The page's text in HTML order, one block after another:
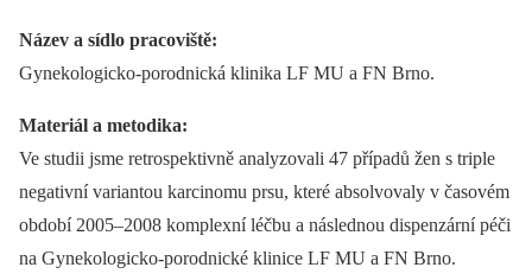
Název a sídlo pracoviště:
Gynekologicko-porodnická klinika LF MU a FN Brno.
Materiál a metodika:
Ve studii jsme retrospektivně analyzovali 47 případů žen s triple
negativní variantou karcinomu prsu, které absolvovaly v časovém
období 2005–2008 komplexní léčbu a následnou dispenzární péči
na Gynekologicko-porodnické klinice LF MU a FN Brno.